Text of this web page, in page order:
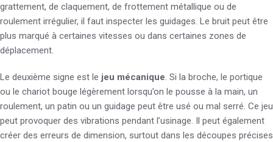
grattement, de claquement, de frottement métallique ou de
roulement irrégulier, il faut inspecter les guidages. Le bruit peut être
plus marqué à certaines vitesses ou dans certaines zones de
déplacement.
Le deuxième signe est le jeu mécanique. Si la broche, le portique
ou le chariot bouge légèrement lorsqu’on le pousse à la main, un
roulement, un patin ou un guidage peut être usé ou mal serré. Ce jeu
peut provoquer des vibrations pendant l’usinage. Il peut également
créer des erreurs de dimension, surtout dans les découpes précises